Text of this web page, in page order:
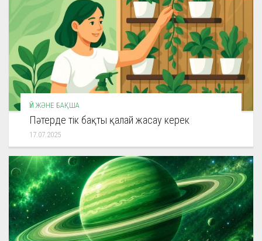
ҮЙ ЖӘНЕ БАҚША
Пәтерде тік бақты қалай жасау керек
17.07.2025